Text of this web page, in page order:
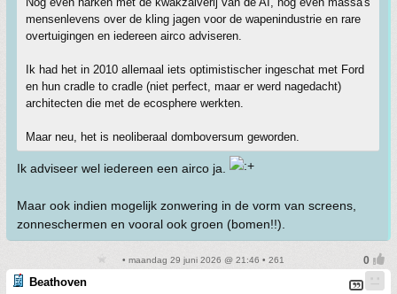
mensenlevens over de kling jagen voor de wapenindustrie en rare
overtuigingen en iedereen airco adviseren.
Ik had het in 2010 allemaal iets optimistischer ingeschat met Ford
en hun cradle to cradle (niet perfect, maar er werd nagedacht)
architecten die met de ecosphere werkten.
Maar neu, het is neoliberaal domboversum geworden.
Ik adviseer wel iedereen een airco ja.
Maar ook indien mogelijk zonwering in de vorm van screens,
zonneschermen en vooral ook groen (bomen!!).
• maandag 29 juni 2026 @ 21:46 • 261
Beathoven